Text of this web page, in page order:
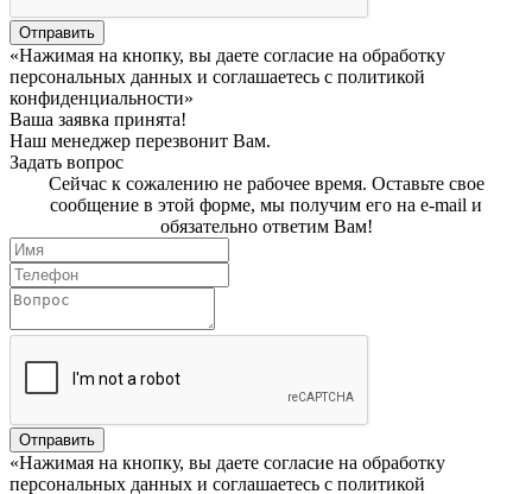
Отправить
«Нажимая на кнопку, вы даете согласие на обработку
персональных данных и соглашаетесь c политикой
конфиденциальности»
Ваша заявка принята!
Наш менеджер перезвонит Вам.
Задать вопрос
Сейчас к сожалению не рабочее время. Оставьте свое
сообщение в этой форме, мы получим его на e-mail и
обязательно ответим Вам!
Отправить
«Нажимая на кнопку, вы даете согласие на обработку
персональных данных и соглашаетесь c политикой